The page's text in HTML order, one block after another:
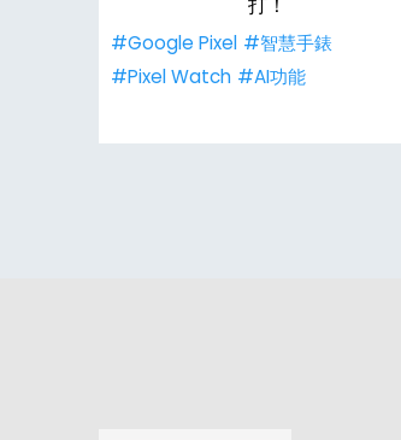
#Google Pixel #智慧手錶
#Pixel Watch #AI功能